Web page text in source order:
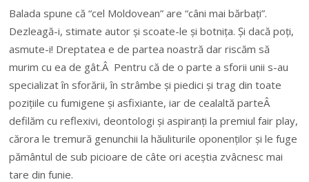
Balada spune că “cel Moldovean” are “câni mai bărbați”.
Dezleagă-i, stimate autor și scoate-le și botnița. Și dacă poți,
asmute-i! Dreptatea e de partea noastră dar riscăm să
murim cu ea de gât.Â Pentru că de o parte a sforii unii s-au
specializat în sforării, în strâmbe și piedici și trag din toate
pozițiile cu fumigene și asfixiante, iar de cealaltă parteÂ
defilăm cu reflexivi, deontologi și aspiranți la premiul fair play,
cărora le tremură genunchii la hăuliturile oponenților și le fuge
pământul de sub picioare de câte ori aceștia zvâcnesc mai
tare din funie.